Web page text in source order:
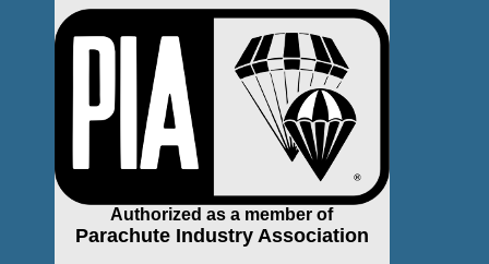
Authorized as a member of
Parachute Industry Association